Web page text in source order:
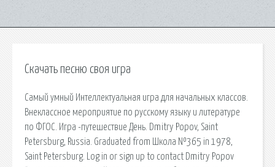
Скачать песню своя игра
Самый умный Интеллектуальная игра для начальных классов.
Внеклассное мероприятие по русскому языку и литературе
по ФГОС. Игра -путешествие День. Dmitry Popov, Saint
Petersburg, Russia. Graduated from Школа №365 in 1978,
Saint Petersburg. Log in or sign up to contact Dmitry Popov